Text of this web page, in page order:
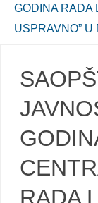
GODINA RADA
USPRAVNO” U
RADA